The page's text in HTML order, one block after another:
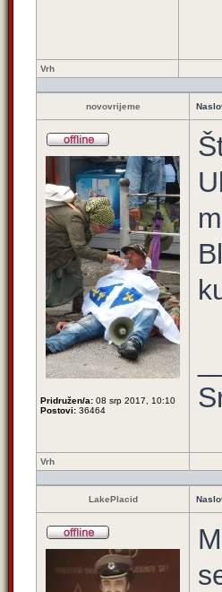
Vrh
novovrijeme
Pridružen/a: 08 srp 2017, 10:10
Postovi: 36464
Vrh
LakePlacid